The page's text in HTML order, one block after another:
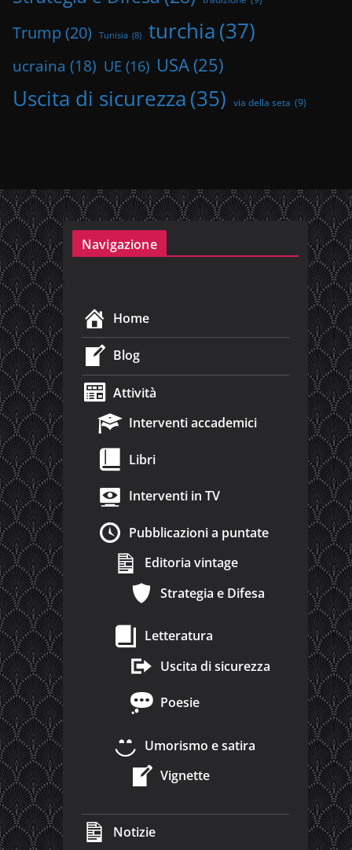
Trump (20) Tunisia (8) turchia(37)
ucraina (18) UE (16) USA (25)
Uscita di sicurezza(35) via della seta (9)
Navigazione
Home
Blog
Attività
Interventi accademici
Libri
Interventi in TV
Pubblicazioni a puntate
Editoria vintage
Strategia e Difesa
Letteratura
Uscita di sicurezza
Poesie
Umorismo e satira
Vignette
Notizie